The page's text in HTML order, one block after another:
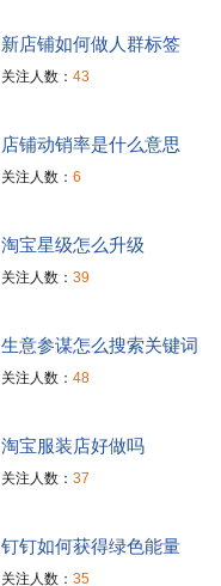
新店铺如何做人群标签
关注人数： 43
店铺动销率是什么意思
关注人数： 6
淘宝星级怎么升级
关注人数： 39
生意参谋怎么搜索关键词
关注人数： 48
淘宝服装店好做吗
关注人数： 37
钉钉如何获得绿色能量
关注人数： 35